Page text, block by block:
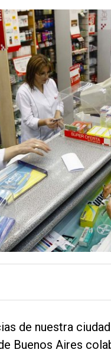
de nuestra
Buenos Aires